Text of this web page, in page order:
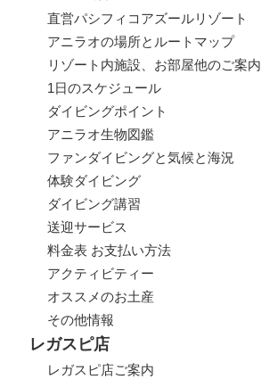
直営パシフィコアズールリゾート
アニラオの場所とルートマップ
リゾート内施設、お部屋他のご案内
1日のスケジュール
ダイビングポイント
アニラオ生物図鑑
ファンダイビングと気候と海況
体験ダイビング
ダイビング講習
送迎サービス
料金表 お支払い方法
アクティビティー
オススメのお土産
その他情報
レガスピ店
レガスピ店ご案内